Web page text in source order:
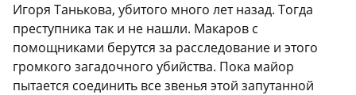
Игоря Танькова, убитого много лет назад. Тогда
преступника так и не нашли. Макаров с
помощниками берутся за расследование и этого
громкого загадочного убийства. Пока майор
пытается соединить все звенья этой запутанной